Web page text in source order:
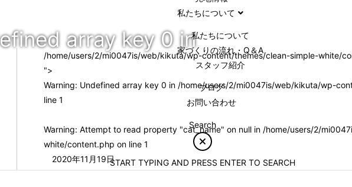
私たちについて
私たちについて
家づくりの流れ・Q＆A
スタッフ紹介
ブログ
お問い合わせ
Search
START TYPING AND PRESS ENTER TO SEARCH
array key 0 in
/home/users/2/mi0047is/web/kikuta/wp-content/themes/clean-simple-white/
">
Warning: Undefined array key 0 in /home/users/2/mi0047is/web/kikuta/wp-
line 1
Warning: Attempt to read property "cat_name" on null in /home/users/2/
white/content.php on line 1
2020年11月19日